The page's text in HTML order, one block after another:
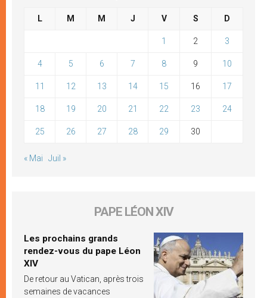
L M M J V S D
1 2 3
4 5 6 7 8 9 10
11 12 13 14 15 16 17
18 19 20 21 22 23 24
25 26 27 28 29 30
« Mai Juil »
PAPE LÉON XIV
Les prochains grands
rendez-vous du pape Léon
XIV
De retour au Vatican, après trois
semaines de vacances